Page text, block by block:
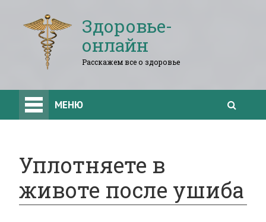
Здоровье-
онлайн
Расскажем все о здоровье
МЕНЮ
Уплотняете в
животе после ушиба